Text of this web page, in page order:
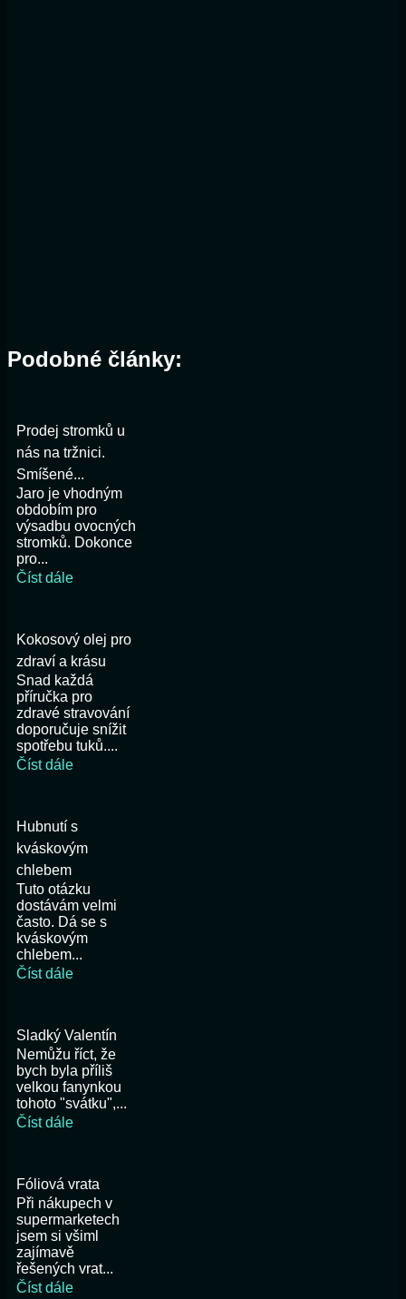
Podobné články:
Prodej stromků u
nás na tržnici.
Smíšené...
Jaro je vhodným
obdobím pro
výsadbu ovocných
stromků. Dokonce
pro...
Číst dále
Kokosový olej pro
zdraví a krásu
Snad každá
příručka pro
zdravé stravování
doporučuje snížit
spotřebu tuků....
Číst dále
Hubnutí s
kváskovým
chlebem
Tuto otázku
dostávám velmi
často. Dá se s
kváskovým
chlebem...
Číst dále
Sladký Valentín
Nemůžu říct, že
bych byla příliš
velkou fanynkou
tohoto "svátku",...
Číst dále
Fóliová vrata
Při nákupech v
supermarketech
jsem si všiml
zajímavě
řešených vrat...
Číst dále